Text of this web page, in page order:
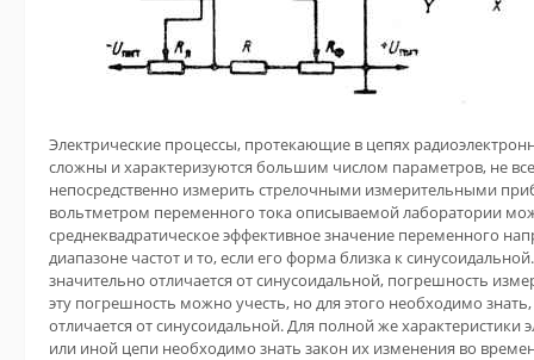
Электрические процессы, протекающие в цепях
сложны и характеризуются большим числом параметров, не
непосредственно измерить стрелочными измерительными
вольтметром переменного тока описываемой лаборатории
среднеквадратическое эффективное значение переменного
диапазоне частот и то, если его форма близка к
значительно отличается от синусоидальной, погрешность
эту погрешность можно учесть, но для этого необходимо
отличается от синусоидальной. Для полной же характеристики
или иной цепи необходимо знать закон их изменения во